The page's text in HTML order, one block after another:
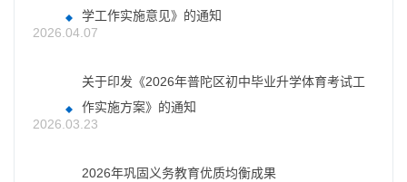
学工作实施意见》的通知
2026.04.07
关于印发《2026年普陀区初中毕业升学体育考试工
作实施方案》的通知
2026.03.23
2026年巩固义务教育优质均衡成果